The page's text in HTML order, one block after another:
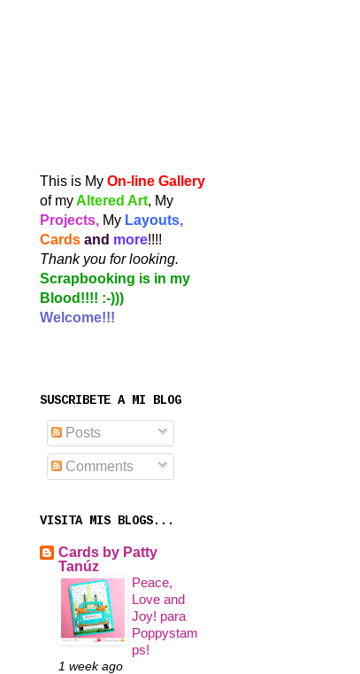
This is My On-line Gallery
of myAltered Art, My
Projects, My Layouts,
Cards and more!!!!
Thank you for looking.
Scrapbooking is in my
Blood!!!! :-)))
Welcome!!!
SUSCRIBETE A MI BLOG
Posts
Comments
VISITA MIS BLOGS...
Cards by Patty
Tanúz
Peace,
Love and
Joy! para
Poppystam
ps!
1 week ago